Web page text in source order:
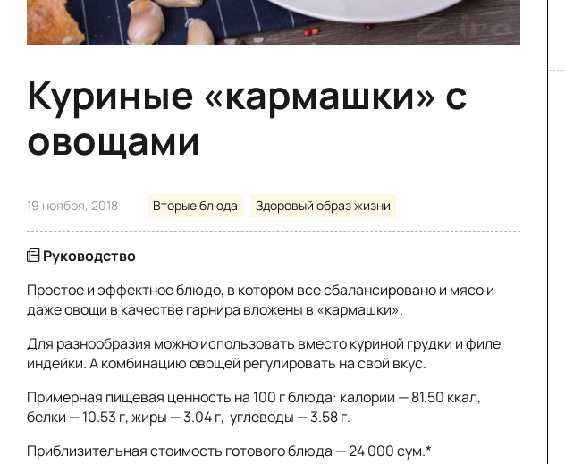
Куриные «кармашки» с
овощами
19 ноября, 2018 Вторые блюда Здоровый образ жизни
Руководство
Простое и эффектное блюдо, в котором все сбалансировано и мясо и
даже овощи в качестве гарнира вложены в «кармашки».
Для разнообразия можно использовать вместо куриной грудки и филе
индейки. А комбинацию овощей регулировать на свой вкус.
Примерная пищевая ценность на 100 г блюда: калории — 81.50 ккал,
белки — 10.53 г, жиры — 3.04 г, углеводы — 3.58 г.
Приблизительная стоимость готового блюда — 24 000 сум.*